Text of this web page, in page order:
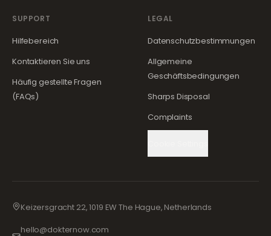
SUPPORT
Hilfebereich
Kontaktieren Sie uns
Häufig gestellte Fragen
(FAQs)
LEGAL
Datenschutzbestimmungen
Allgemeine
Geschäftsbedingungen
Sharps Disposal
Complaints
Keizersgracht 22, 1019 EW The Hague, Netherlands
hello@dokternow.com